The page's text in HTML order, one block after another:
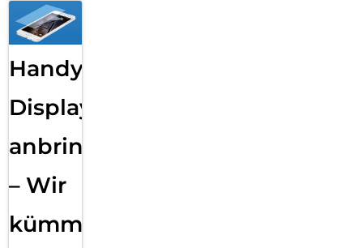
Handy
Displayfolie
anbringen
– Wir
kümmern